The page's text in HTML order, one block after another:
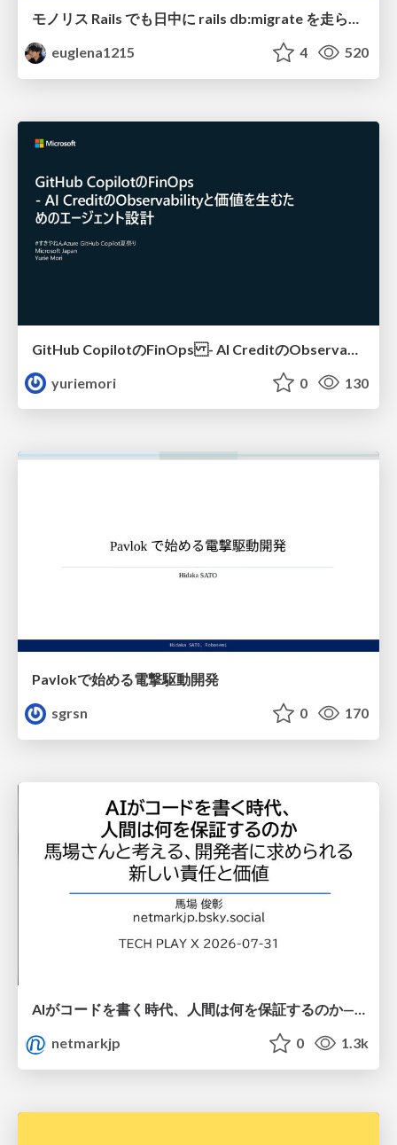
モノリス Rails でも日中に rails db:migrate を走らせたい！ / Daytime rails db:migrate on Monolithic Rails!
euglena1215
4 520
yuriemori
0 130
Pavlokで始める電撃駆動開発
sgrsn
0 170
AIがコードを書く時代、人間は何を保証するのか———馬場さんと考える、開発者に求められる新しい責任と価値 - TECH PLAY
netmarkjp
0 1.3k